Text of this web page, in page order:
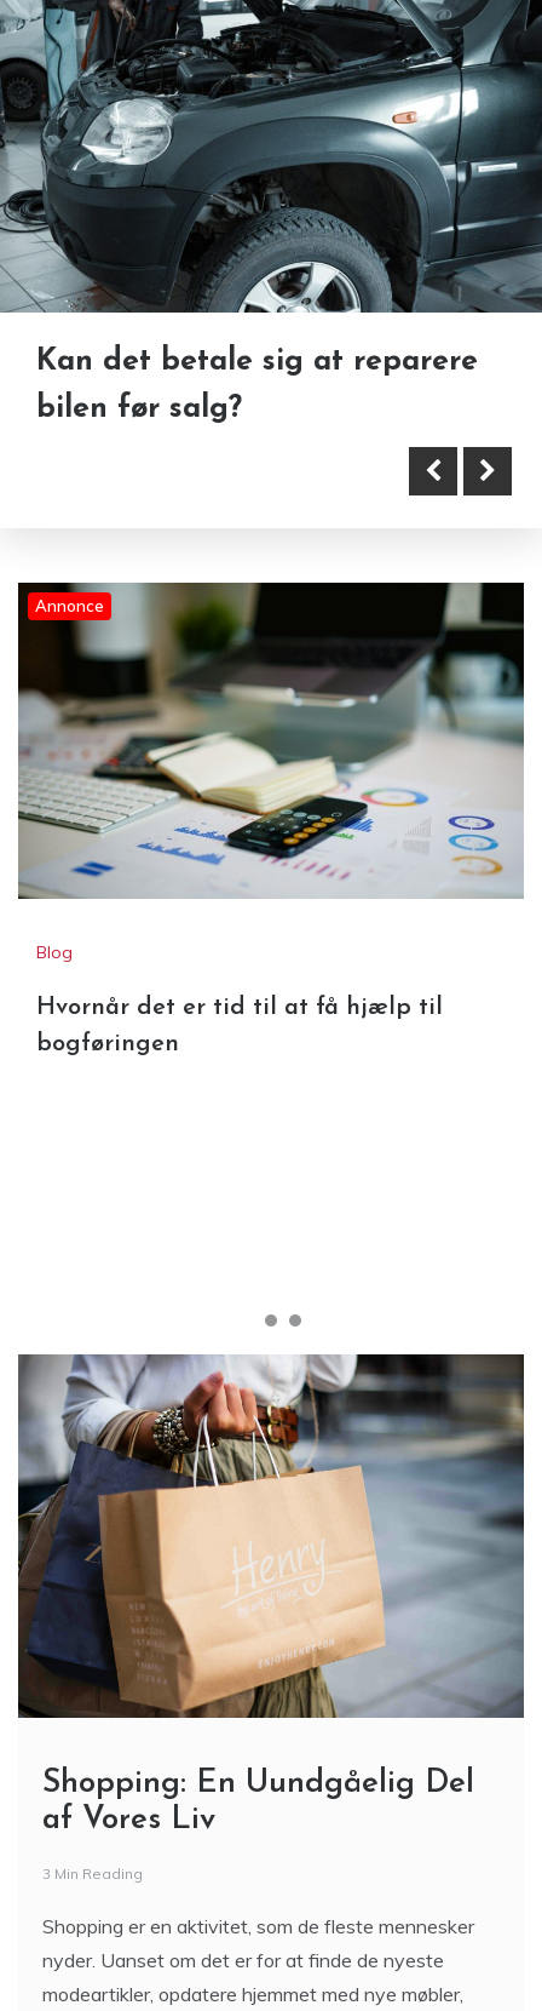
Hvornår det er tid til at få
hjælp til bogføringen
De bedste områder i København
til secondhand shopping
Kan det betale sig at reparere
bilen før salg?
Blog
Hvornår det er tid til at få hjælp til
bogføringen
af Vores Liv
3 Min Reading
Shopping er en aktivitet, som de fleste mennesker
eller